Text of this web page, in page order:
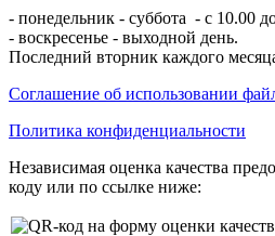
- понедельник - суббота - с 10.00
- воскресенье - выходной день.
Последний вторник каждого
Соглашение об использовании
Политика конфиденциальности
Независимая оценка качества
коду или по ссылке ниже: